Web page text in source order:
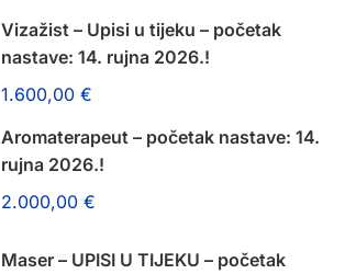
Vizažist – Upisi u tijeku – početak
nastave: 14. rujna 2026.!
1.600,00 €
Aromaterapeut – početak nastave: 14.
rujna 2026.!
2.000,00 €
Maser – UPISI U TIJEKU – početak